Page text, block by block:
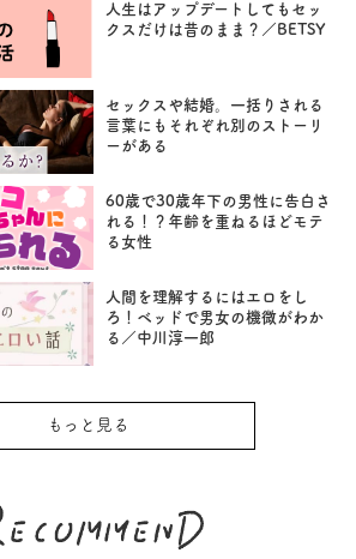
人生はアップデートしてもセッ
クスだけは昔のまま？／BETSY
セックスや結婚。一括りされる
言葉にもそれぞれ別のストーリ
ーがある
60歳で30歳年下の男性に告白さ
れる！？年齢を重ねるほどモテ
る女性
人間を理解するにはエロをし
ろ！ベッドで男女の機微がわか
る／中川淳一郎
もっと見る